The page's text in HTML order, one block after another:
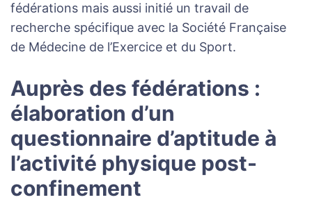
fédérations mais aussi initié un travail de
recherche spécifique avec la Société Française
de Médecine de l’Exercice et du Sport.
Auprès des fédérations :
élaboration d’un
questionnaire d’aptitude à
l’activité physique post-
confinement